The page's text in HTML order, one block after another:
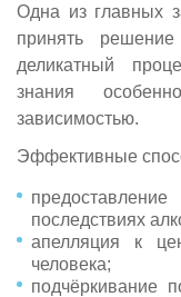
Одна из главных
принять
деликатный
знания
зависимостью.
Эффективные
последствиях
апелляция к
человека;
подчёркивание